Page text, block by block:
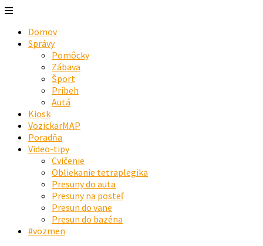
Domov
Správy
Pomôcky
Zábava
Šport
Príbeh
Autá
Kiosk
VozickarMAP
Poradňa
Video-tipy
Cvičenie
Obliekanie tetraplegika
Presuny do auta
Presuny na posteľ
Presun do vane
Presun do bazéna
#vozmen